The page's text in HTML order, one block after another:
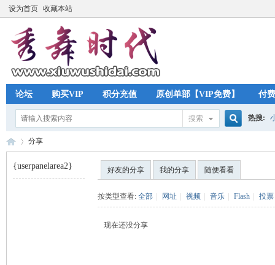
设为首页 收藏本站
论坛 购买VIP 积分充值 原创单部【VIP免费】 付
搜索 热搜:
分享
{userpanelarea2} 好友的分享 我的分享 随便看看
按类型查看: 全部 网址 视频 音乐 Flash 投票
现在还没分享